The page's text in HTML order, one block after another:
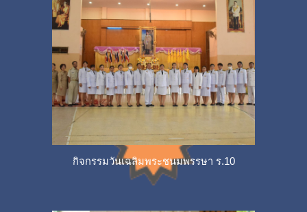
กิจกรรมวันเฉลิมพระชนมพรรษา ร.10